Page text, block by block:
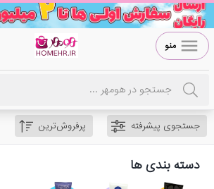
منو
جستجوی پیشرفته پرفروش‌ترین
دسته بندی ها